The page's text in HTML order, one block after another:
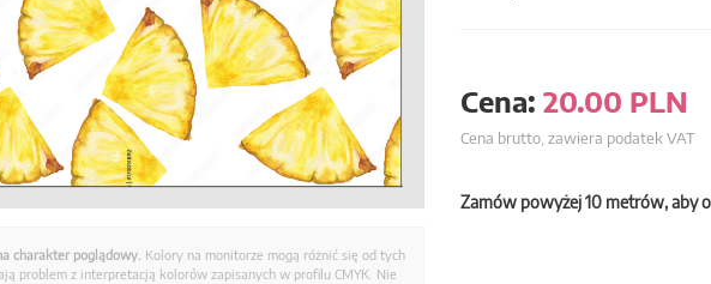
Cena: 20.00 PLN
Cena brutto, zawiera podatek VAT
Zamów powyżej 10 metrów, aby
charakter poglądowy. Kolory na monitorze mogą różnić się od tych
problem z interpretacją kolorów zapisanych w profilu CMYK. Nie